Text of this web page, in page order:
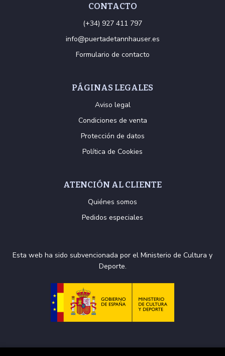
CONTACTO
(+34) 927 411 797
info@puertadetannhauser.es
Formulario de contacto
PÁGINAS LEGALES
Aviso legal
Condiciones de venta
Protección de datos
Política de Cookies
ATENCIÓN AL CLIENTE
Quiénes somos
Pedidos especiales
Esta web ha sido subvencionada por el Ministerio de Cultura y
Deporte.